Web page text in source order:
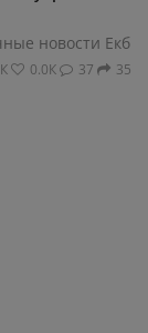
новости Екб
0.0К 37 35